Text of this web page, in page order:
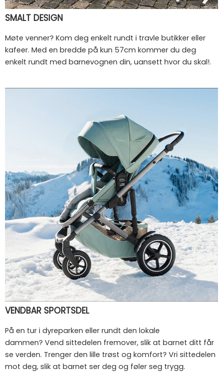
SMALT DESIGN
Møte venner? Kom deg enkelt rundt i travle butikker eller
kafeer. Med en bredde på kun 57cm kommer du deg
enkelt rundt med barnevognen din, uansett hvor du skal!.
VENDBAR SPORTSDEL
På en tur i dyreparken eller rundt den lokale
dammen? Vend sittedelen fremover, slik at barnet ditt får
se verden. Trenger den lille trøst og komfort? Vri sittedelen
mot deg, slik at barnet ser deg og føler seg trygg.